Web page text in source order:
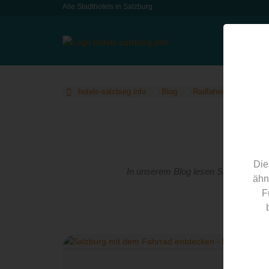
Alle Stadthotels in Salzburg
hotels-salzburg.info Blog Radfahren
In unserem Blog lesen Sie Tipps